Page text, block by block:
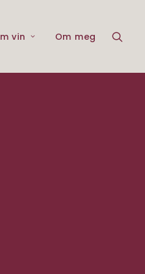
vin Om meg